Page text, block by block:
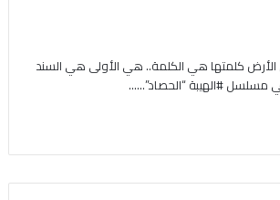
الأرض كلمتها هي الكلمة.. هي الأولى هي السند
مسلسل #الهيبة “الحصاد”……